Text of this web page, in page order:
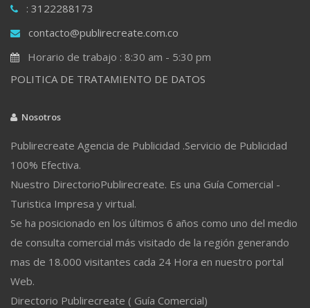
: 3122288173
contacto@publirecreate.com.co
Horario de trabajo : 8:30 am - 5:30 pm
POLITICA DE TRATAMIENTO DE DATOS
Nosotros
Publirecreate Agencia de Publicidad .Servicio de Publicidad
100% Efectiva.
Nuestro DirectorioPublirecreate. Es una Guía Comercial -
Turistica Impresa y virtual.
Se ha posicionado en los últimos 6 años como uno del medio
de consulta comercial más visitado de la región generando
mas de 18.000 visitantes cada 24 Hora en nuestro portal
Web.
Directorio Publirecreate ( Guía Comercial)